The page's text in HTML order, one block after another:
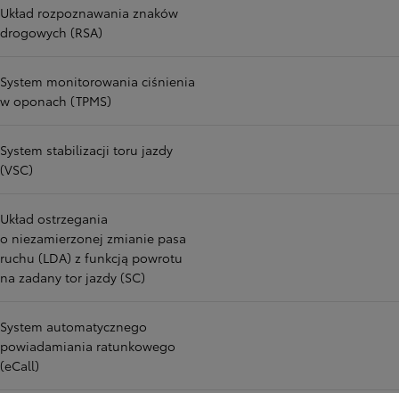
Układ rozpoznawania znaków
drogowych (RSA)
System monitorowania ciśnienia
w oponach (TPMS)
System stabilizacji toru jazdy
(VSC)
Układ ostrzegania
o niezamierzonej zmianie pasa
ruchu (LDA) z funkcją powrotu
na zadany tor jazdy (SC)
System automatycznego
powiadamiania ratunkowego
(eCall)